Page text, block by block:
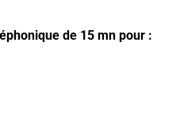
de 15 mn pour :